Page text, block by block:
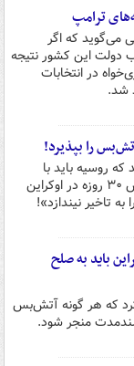
ترامپ
می‌گوید که اگر
دولت این کشور نتیجه
در انتخابات
شد.
را بپذیرد!
روسیه باید با
پیشنهاد آمریکا برای آتش‌بس ۳۰ روزه در اوکراین
به تاخیر نیندازد»!
باید به صلح
که هر گونه آتش‌بس
منجر شود.